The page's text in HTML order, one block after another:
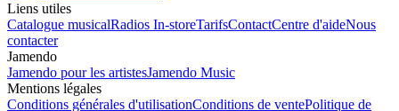
Liens utiles
Catalogue musicalRadios In-storeTarifsContactCentre d'aideNous
contacter
Jamendo
Jamendo pour les artistesJamendo Music
Mentions légales
Conditions générales d'utilisationConditions de ventePolitique de